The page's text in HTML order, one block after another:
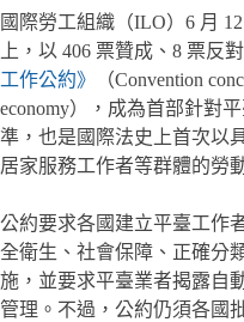
國際勞工組織（ILO）6 月
上，以 406 票贊成、8 票反
工作公約》
（Convention
economy），成為首部針對
準，也是國際法史上首次以
居家服務工作者等群體的勞
公約要求各國建立平臺工作
全衛生、社會保障、正確分
施，並要求平臺業者揭露自
管理。不過，公約仍須各國